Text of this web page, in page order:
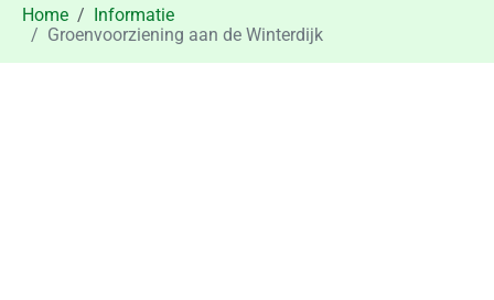
Home
Informatie
Groenvoorziening aan de Winterdijk